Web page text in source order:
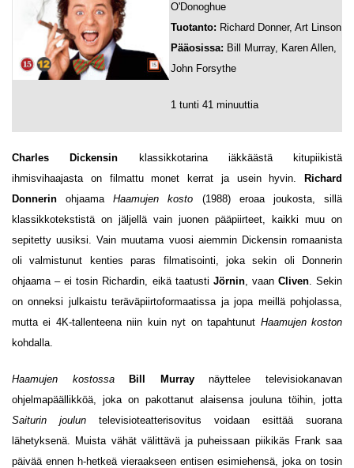
O'Donoghue
Tuotanto: Richard Donner, Art Linson
Pääosissa: Bill Murray, Karen Allen,
John Forsythe
1 tunti 41 minuuttia
Charles Dickensin klassikkotarina iäkkäästä kitupiikistä
ihmisvihaajasta on filmattu monet kerrat ja usein hyvin.
Richard
Donnerin ohjaamaHaamujen kosto (1988) eroaa joukosta, sillä
klassikkotekstistä on jäljellä vain juonen pääpiirteet, kaikki muu on
sepitetty uusiksi. Vain muutama vuosi aiemmin Dickensin romaanista
oli valmistunut kenties paras filmatisointi, joka sekin oli Donnerin
ohjaama – ei tosin Richardin, eikä taatusti Jörnin, vaan Cliven. Sekin
on onneksi julkaistu teräväpiirtoformaatissa ja jopa meillä pohjolassa,
mutta ei 4K-tallenteena niin kuin nyt on tapahtunut Haamujen koston
kohdalla.
Haamujen kostossa Bill Murraynäyttelee televisiokanavan
ohjelmapäällikköä, joka on pakottanut alaisensa jouluna töihin, jotta
Saiturin joulun televisioteatterisovitus voidaan esittää suorana
lähetyksenä. Muista vähät välittävä ja puheissaan piikikäs Frank saa
päivää ennen h-hetkeä vieraakseen entisen esimiehensä, joka on tosin